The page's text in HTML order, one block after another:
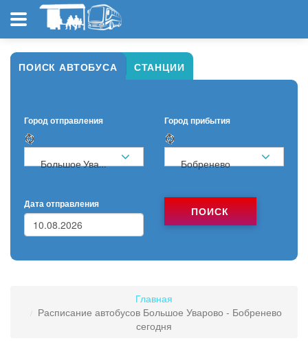
ПОИСК АВТОБУСА СТАНЦИИ
Город отправления
Большое Уварово
Город прибытия
Бобренево
Дата отправления
ПОИСК
Главная
Расписание автобусов Большое Уварово - Бобренево
сегодня